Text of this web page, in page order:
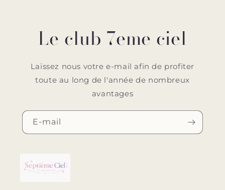
Le club 7eme ciel
Laissez nous votre e-mail afin de profiter
toute au long de l'année de nombreux
avantages
E-mail